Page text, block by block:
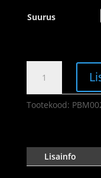
Suurus
kogus
Tootekood:
Lisainfo